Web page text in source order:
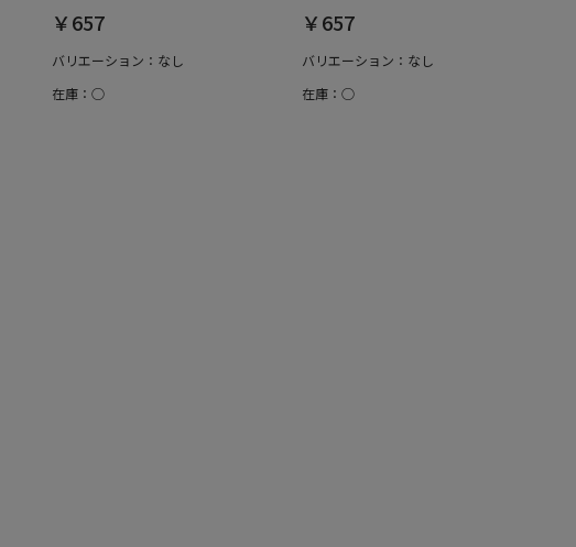
￥657
バリエーション：なし
在庫：○
￥657
バリエーション：なし
在庫：○